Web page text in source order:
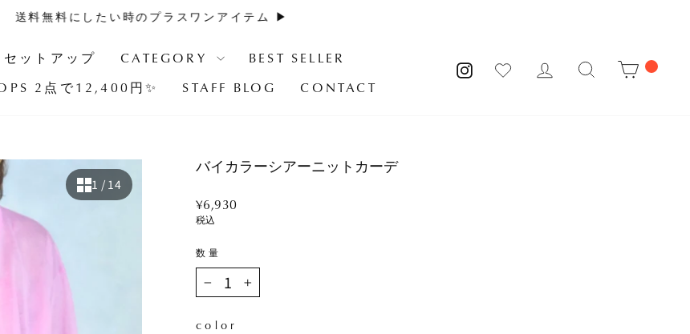
ラ
ド
送料無料にしたい時のプラスワンアイテム ▶︎
セットアップ CATEGORY
BEST SELLER
2点で12,400円✨ STAFF BLOG CONTACT
INSTAGRAM MY PAGEサイトを検
CART
1 / 14
バイカラーシアーニットカーデ
Regular
price
¥6,930
税込
数量
− +
color